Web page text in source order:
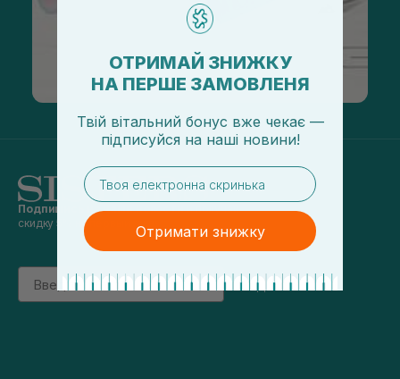
Подпишись на наши новостии получай
скидку 5% на первый заказ
Email
підписатись
ОТРИМАЙ ЗНИЖКУ
НА ПЕРШЕ ЗАМОВЛЕНЯ
Твій вітальний бонус вже чекає —
підписуйся на наші новини!
email
Отримати знижку